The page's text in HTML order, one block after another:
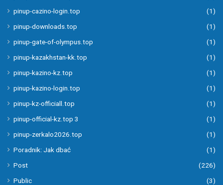
pinup-cazino-login.top
(1)
pinup-downloads.top
(1)
pinup-gate-of-olympus.top
(1)
pinup-kazakhstan-kk.top
(1)
pinup-kazino-kz.top
(1)
pinup-kazino-login.top
(1)
pinup-kz-officiall.top
(1)
pinup-official-kz.top 3
(1)
pinup-zerkalo2026.top
(1)
Poradnik: Jak dbać
(1)
Post
(226)
Public
(3)